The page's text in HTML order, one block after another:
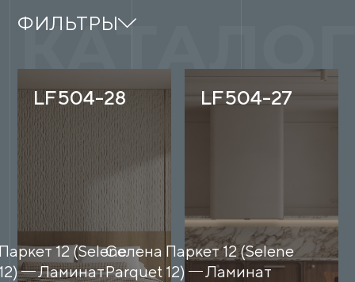
ФИЛЬТРЫ
LF504-28
12 (Selene
Ламинат
LF504-27
Селена Паркет 12 (Selene
Parquet 12)
Ламинат